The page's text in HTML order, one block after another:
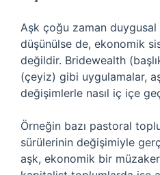
Aşk çoğu zaman
düşünülse de, ekonomik
değildir. Bridewealth
(çeyiz) gibi uygulamalar,
değişimlerle nasıl iç içe
Örneğin bazı pastoral
sürülerinin değişimiyle
aşk, ekonomik bir